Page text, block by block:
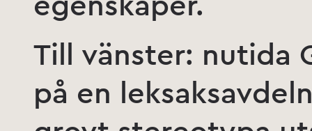
Till vänster: nutida
på en